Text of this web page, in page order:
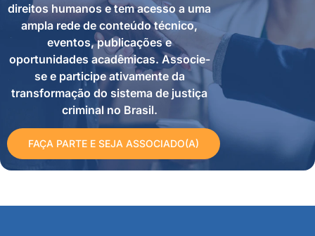
direitos humanos e tem acesso a uma
ampla rede de conteúdo técnico,
eventos, publicações e
oportunidades acadêmicas. Associe-
se e participe ativamente da
transformação do sistema de justiça
criminal no Brasil.
FAÇA PARTE E SEJA ASSOCIADO(A)